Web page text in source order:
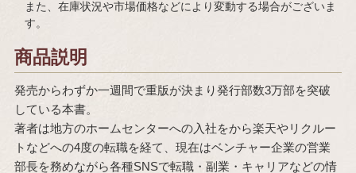
また、在庫状況や市場価格などにより変動する場合がございま
す。
商品説明
発売からわずか一週間で重版が決まり発行部数3万部を突破
している本書。
著者は地方のホームセンターへの入社をから楽天やリクルー
トなどへの4度の転職を経て、現在はベンチャー企業の営業
部長を務めながら各種SNSで転職・副業・キャリアなどの情